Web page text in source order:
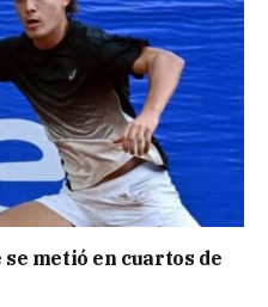
metió en cuartos de